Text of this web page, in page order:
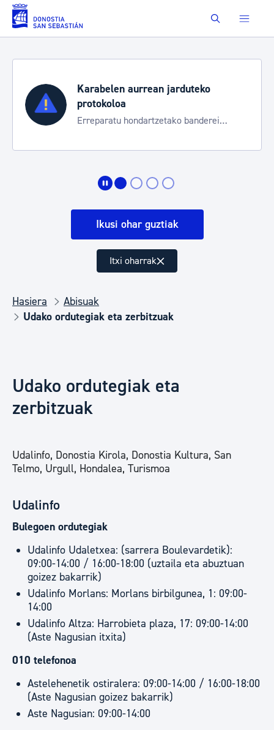
Eduki nagusira joan Buscar
Karabelen aurrean jarduteko
protokoloa
Erreparatu hondartzetako banderei
Ikusi ohar guztiak
Itxi oharrak
Hasiera
Abisuak
Udako ordutegiak eta zerbitzuak
Udako ordutegiak eta
zerbitzuak
Udalinfo, Donostia Kirola, Donostia Kultura, San
Telmo, Urgull, Hondalea, Turismoa
Udalinfo
Bulegoen ordutegiak
Udalinfo Udaletxea: (sarrera Boulevardetik):
09:00-14:00 / 16:00-18:00 (uztaila eta abuztuan
goizez bakarrik)
Udalinfo Morlans: Morlans birbilgunea, 1: 09:00-
14:00
Udalinfo Altza: Harrobieta plaza, 17: 09:00-14:00
(Aste Nagusian itxita)
010 telefonoa
Astelehenetik ostiralera: 09:00-14:00 / 16:00-18:00
(Aste Nagusian goizez bakarrik)
Aste Nagusian: 09:00-14:00